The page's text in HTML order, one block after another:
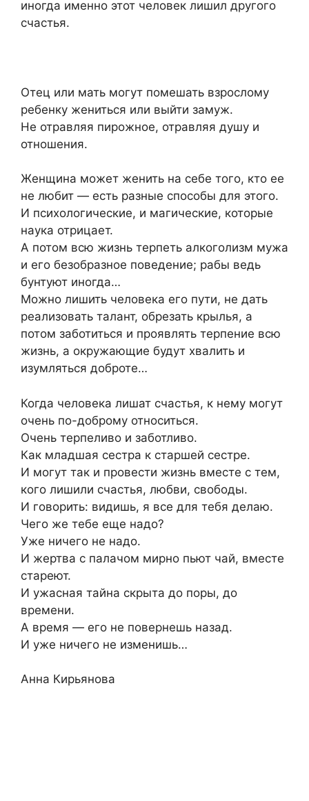
иногда именно этот человек лишил другого
счастья.
Отец или мать могут помешать взрослому
ребенку жениться или выйти замуж.
Не отравляя пирожное, отравляя душу и
отношения.
Женщина может женить на себе того, кто ее
не любит — есть разные способы для этого.
И психологические, и магические, которые
наука отрицает.
А потом всю жизнь терпеть алкоголизм мужа
и его безобразное поведение; рабы ведь
бунтуют иногда…
Можно лишить человека его пути, не дать
реализовать талант, обрезать крылья, а
потом заботиться и проявлять терпение всю
жизнь, а окружающие будут хвалить и
изумляться доброте…
Когда человека лишат счастья, к нему могут
очень по-доброму относиться.
Очень терпеливо и заботливо.
Как младшая сестра к старшей сестре.
И могут так и провести жизнь вместе с тем,
кого лишили счастья, любви, свободы.
И говорить: видишь, я все для тебя делаю.
Чего же тебе еще надо?
Уже ничего не надо.
И жертва с палачом мирно пьют чай, вместе
стареют.
И ужасная тайна скрыта до поры, до
времени.
А время — его не повернешь назад.
И уже ничего не изменишь…
Анна Кирьянова